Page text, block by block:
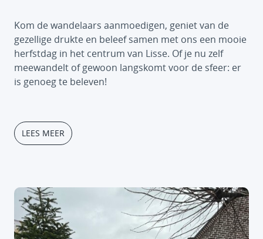
Kom de wandelaars aanmoedigen, geniet van de
gezellige drukte en beleef samen met ons een mooie
herfstdag in het centrum van Lisse. Of je nu zelf
meewandelt of gewoon langskomt voor de sfeer: er
is genoeg te beleven!
LEES MEER